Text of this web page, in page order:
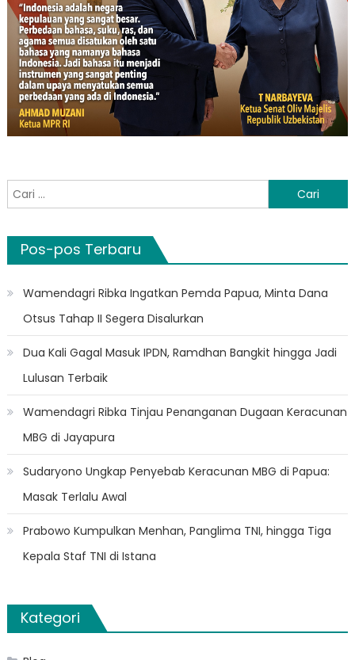
Cari
untuk:
Pos-pos Terbaru
Wamendagri Ribka Ingatkan Pemda Papua, Minta Dana
Otsus Tahap II Segera Disalurkan
Dua Kali Gagal Masuk IPDN, Ramdhan Bangkit hingga Jadi
Lulusan Terbaik
Wamendagri Ribka Tinjau Penanganan Dugaan Keracunan
MBG di Jayapura
Sudaryono Ungkap Penyebab Keracunan MBG di Papua:
Masak Terlalu Awal
Prabowo Kumpulkan Menhan, Panglima TNI, hingga Tiga
Kepala Staf TNI di Istana
Kategori